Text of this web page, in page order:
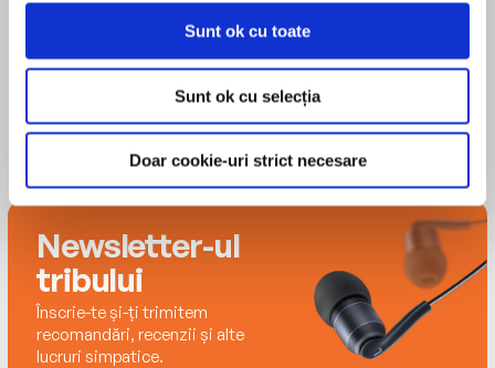
Sunt ok cu toate
Sunt ok cu selecția
Doar cookie-uri strict necesare
Plantagenets and Tudors.
Love history? Know your stuff with History in an
Hour…
Newsletter-ul
tribului
Înscrie-te și-ți trimitem
recomandări, recenzii și alte
lucruri simpatice.